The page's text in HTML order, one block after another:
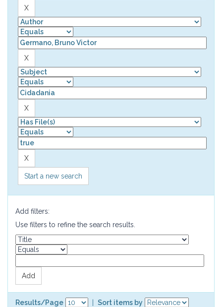
Start a new search
Add filters:
Use filters to refine the search results.
Results/Page
Sort items by